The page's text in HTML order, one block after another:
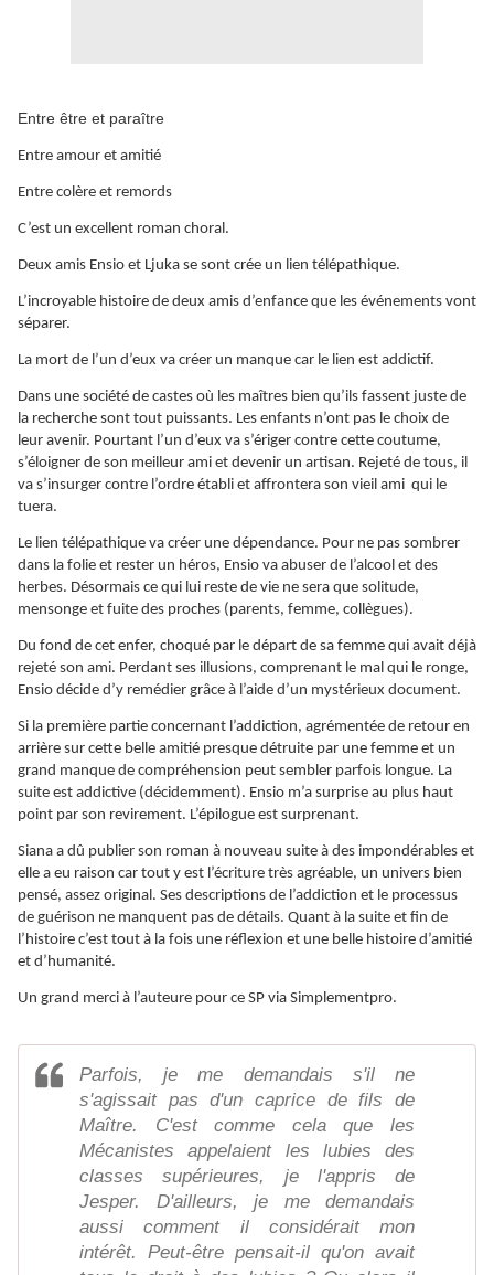
Entre être et paraître
Entre amour et amitié
Entre colère et remords
C’est un excellent roman choral.
Deux amis Ensio et Ljuka se sont crée un lien télépathique.
L’incroyable histoire de deux amis d’enfance que les événements vont
séparer.
La mort de l’un d’eux va créer un manque car le lien est addictif.
Dans une société de castes où les maîtres bien qu’ils fassent juste de
la recherche sont tout puissants. Les enfants n’ont pas le choix de
leur avenir. Pourtant l’un d’eux va s’ériger contre cette coutume,
s’éloigner de son meilleur ami et devenir un artisan. Rejeté de tous, il
va s’insurger contre l’ordre établi et affrontera son vieil ami qui le
tuera.
Le lien télépathique va créer une dépendance. Pour ne pas sombrer
dans la folie et rester un héros, Ensio va abuser de l’alcool et des
herbes. Désormais ce qui lui reste de vie ne sera que solitude,
mensonge et fuite des proches (parents, femme, collègues).
Du fond de cet enfer, choqué par le départ de sa femme qui avait déjà
rejeté son ami. Perdant ses illusions, comprenant le mal qui le ronge,
Ensio décide d’y remédier grâce à l’aide d’un mystérieux document.
Si la première partie concernant l’addiction, agrémentée de retour en
arrière sur cette belle amitié presque détruite par une femme et un
grand manque de compréhension peut sembler parfois longue. La
suite est addictive (décidemment). Ensio m’a surprise au plus haut
point par son revirement. L’épilogue est surprenant.
Siana a dû publier son roman à nouveau suite à des impondérables et
elle a eu raison car tout y est l’écriture très agréable, un univers bien
pensé, assez original. Ses descriptions de l’addiction et le processus
de guérison ne manquent pas de détails. Quant à la suite et fin de
l’histoire c’est tout à la fois une réflexion et une belle histoire d’amitié
et d’humanité.
Un grand merci à l’auteure pour ce SP via Simplementpro.
Parfois, je me demandais s'il ne
s'agissait pas d'un caprice de fils de
Maître. C'est comme cela que les
Mécanistes appelaient les lubies des
classes supérieures, je l'appris de
Jesper. D'ailleurs, je me demandais
aussi comment il considérait mon
intérêt. Peut-être pensait-il qu'on avait